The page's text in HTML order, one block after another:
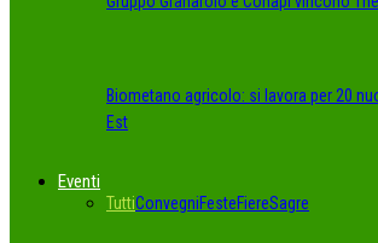
Biometano agricolo: si lavora per 20
Est
Eventi
TuttiConvegniFesteFiereSagre